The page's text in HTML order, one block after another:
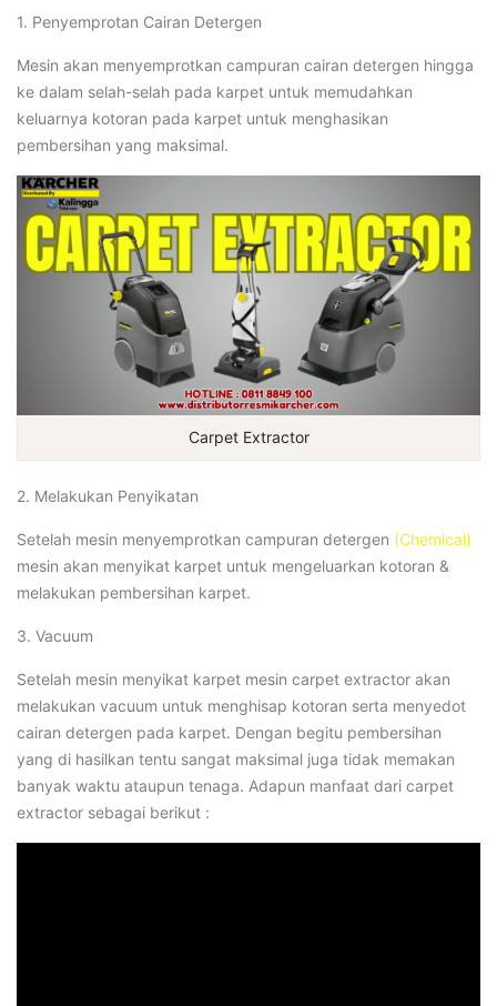
1. Penyemprotan Cairan Detergen
Mesin akan menyemprotkan campuran cairan detergen hingga
ke dalam selah-selah pada karpet untuk memudahkan
keluarnya kotoran pada karpet untuk menghasikan
pembersihan yang maksimal.
Carpet Extractor
2. Melakukan Penyikatan
Setelah mesin menyemprotkan campuran detergen (Chemical)
mesin akan menyikat karpet untuk mengeluarkan kotoran &
melakukan pembersihan karpet.
3. Vacuum
Setelah mesin menyikat karpet mesin carpet extractor akan
melakukan vacuum untuk menghisap kotoran serta menyedot
cairan detergen pada karpet. Dengan begitu pembersihan
yang di hasilkan tentu sangat maksimal juga tidak memakan
banyak waktu ataupun tenaga. Adapun manfaat dari carpet
extractor sebagai berikut :